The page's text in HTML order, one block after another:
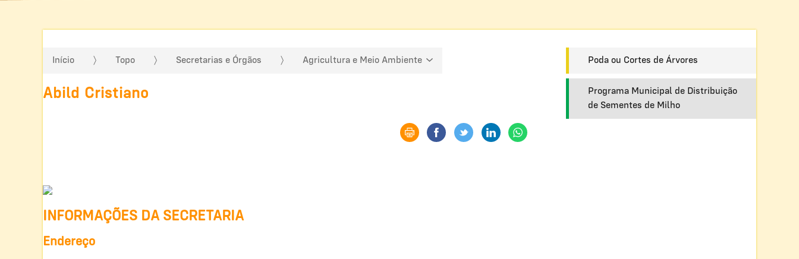
Início Topo Secretarias e Órgãos Agricultura e Meio Ambiente
Abild Cristiano
INFORMAÇÕES DA SECRETARIA
Endereço
Poda ou Cortes de Árvores
Programa Municipal de Distribuição
de Sementes de Milho